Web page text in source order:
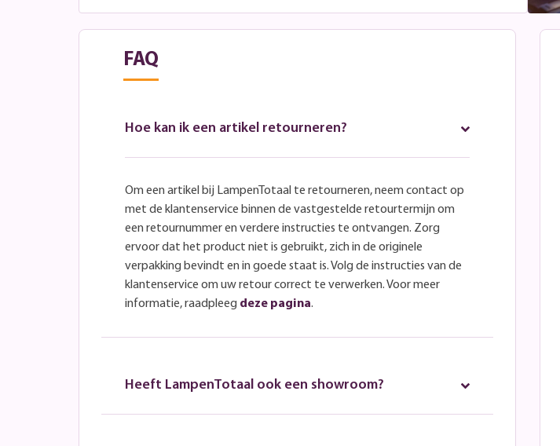
FAQ
Hoe kan ik een artikel retourneren?
Om een artikel bij LampenTotaal te retourneren, neem contact op
met de klantenservice binnen de vastgestelde retourtermijn om
een retournummer en verdere instructies te ontvangen. Zorg
ervoor dat het product niet is gebruikt, zich in de originele
verpakking bevindt en in goede staat is. Volg de instructies van de
klantenservice om uw retour correct te verwerken. Voor meer
informatie, raadpleeg deze pagina.
Heeft LampenTotaal ook een showroom?